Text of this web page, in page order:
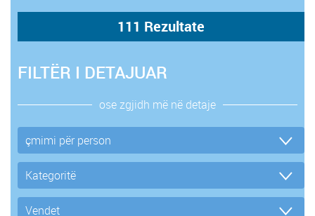
FILTËR I DETAJUAR
ose zgjidh më në detaje